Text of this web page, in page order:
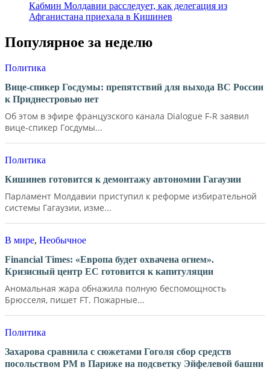
Кабмин Молдавии расследует, как делегация из
Афганистана приехала в Кишинев
Популярное за неделю
Политика
Вице-спикер Госдумы: препятствий для выхода ВС России
к Приднестровью нет
Об этом в эфире французского канала Dialogue F-R заявил
вице-спикер Госдумы...
Политика
Кишинев готовится к демонтажу автономии Гагаузии
Парламент Молдавии приступил к реформе избирательной
системы Гагаузии, изме...
В мире, Необычное
Financial Times: «Европа будет охвачена огнем».
Кризисный центр ЕС готовится к капитуляции
Аномальная жара обнажила полную беспомощность
Брюсселя, пишет FT. Пожарные...
Политика
Захарова сравнила с сюжетами Гоголя сбор средств
посольством РМ в Париже на подсветку Эйфелевой башни